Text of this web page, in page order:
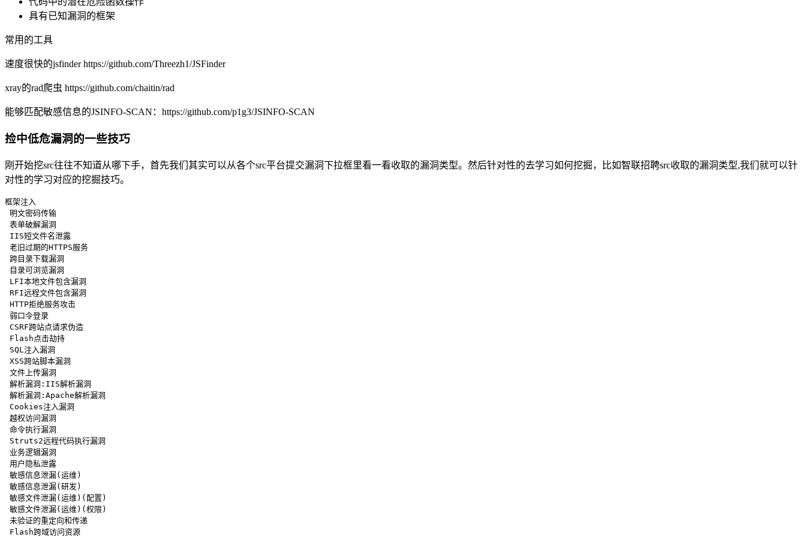
具有已知漏洞的框架
常用的工具
速度很快的jsfinder https://github.com/Threezh1/JSFinder
xray的rad爬虫 https://github.com/chaitin/rad
能够匹配敏感信息的JSINFO-SCAN：https://github.com/p1g3/JSINFO-SCAN
捡中低危漏洞的一些技巧
刚开始挖src往往不知道从哪下手，首先我们其实可以从各个src平台提交漏洞下拉框里看一看收取的漏洞类型。然后针对性的去学习如何挖掘，比如智联招聘src收取的漏洞类型,我们就可以针
对性的学习对应的挖掘技巧。
框架注入
明文密码传输
表单破解漏洞
IIS短文件名泄露
老旧过期的HTTPS服务
跨目录下载漏洞
目录可浏览漏洞
LFI本地文件包含漏洞
RFI远程文件包含漏洞
HTTP拒绝服务攻击
弱口令登录
CSRF跨站点请求伪造
Flash点击劫持
SQL注入漏洞
XSS跨站脚本漏洞
文件上传漏洞
解析漏洞:IIS解析漏洞
解析漏洞:Apache解析漏洞
Cookies注入漏洞
越权访问漏洞
命令执行漏洞
Struts2远程代码执行漏洞
业务逻辑漏洞
用户隐私泄露
敏感信息泄漏(运维)
敏感信息泄漏(研发)
敏感文件泄漏(运维)(配置)
敏感文件泄漏(运维)(权限)
未验证的重定向和传递
Flash跨域访问资源